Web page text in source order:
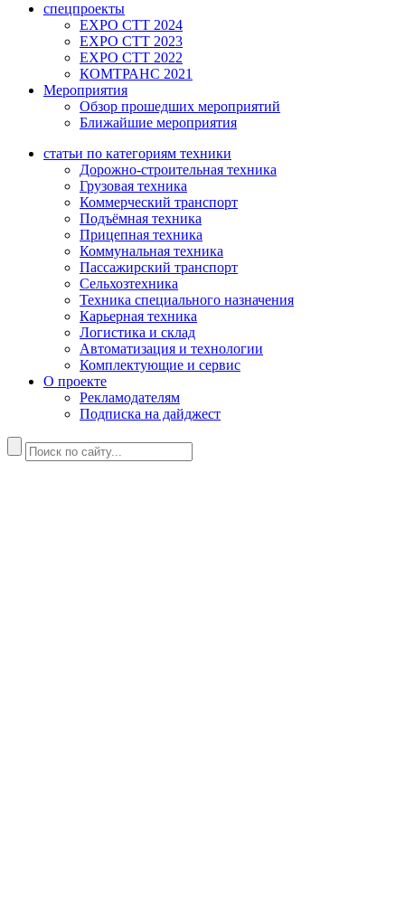
спецпроекты
EXPO CTT 2024
EXPO CTT 2023
EXPO CTT 2022
КОМТРАНС 2021
Мероприятия
Обзор прошедших мероприятий
Ближайшие мероприятия
статьи по категориям техники
Дорожно-строительная техника
Грузовая техника
Коммерческий транспорт
Подъёмная техника
Прицепная техника
Коммунальная техника
Пассажирский транспорт
Сельхозтехника
Техника специального назначения
Карьерная техника
Логистика и склад
Автоматизация и технологии
Комплектующие и сервис
О проекте
Рекламодателям
Подписка на дайджест